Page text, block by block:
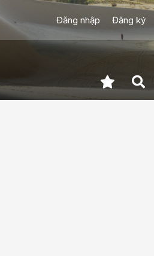
Đăng nhập Đăng ký